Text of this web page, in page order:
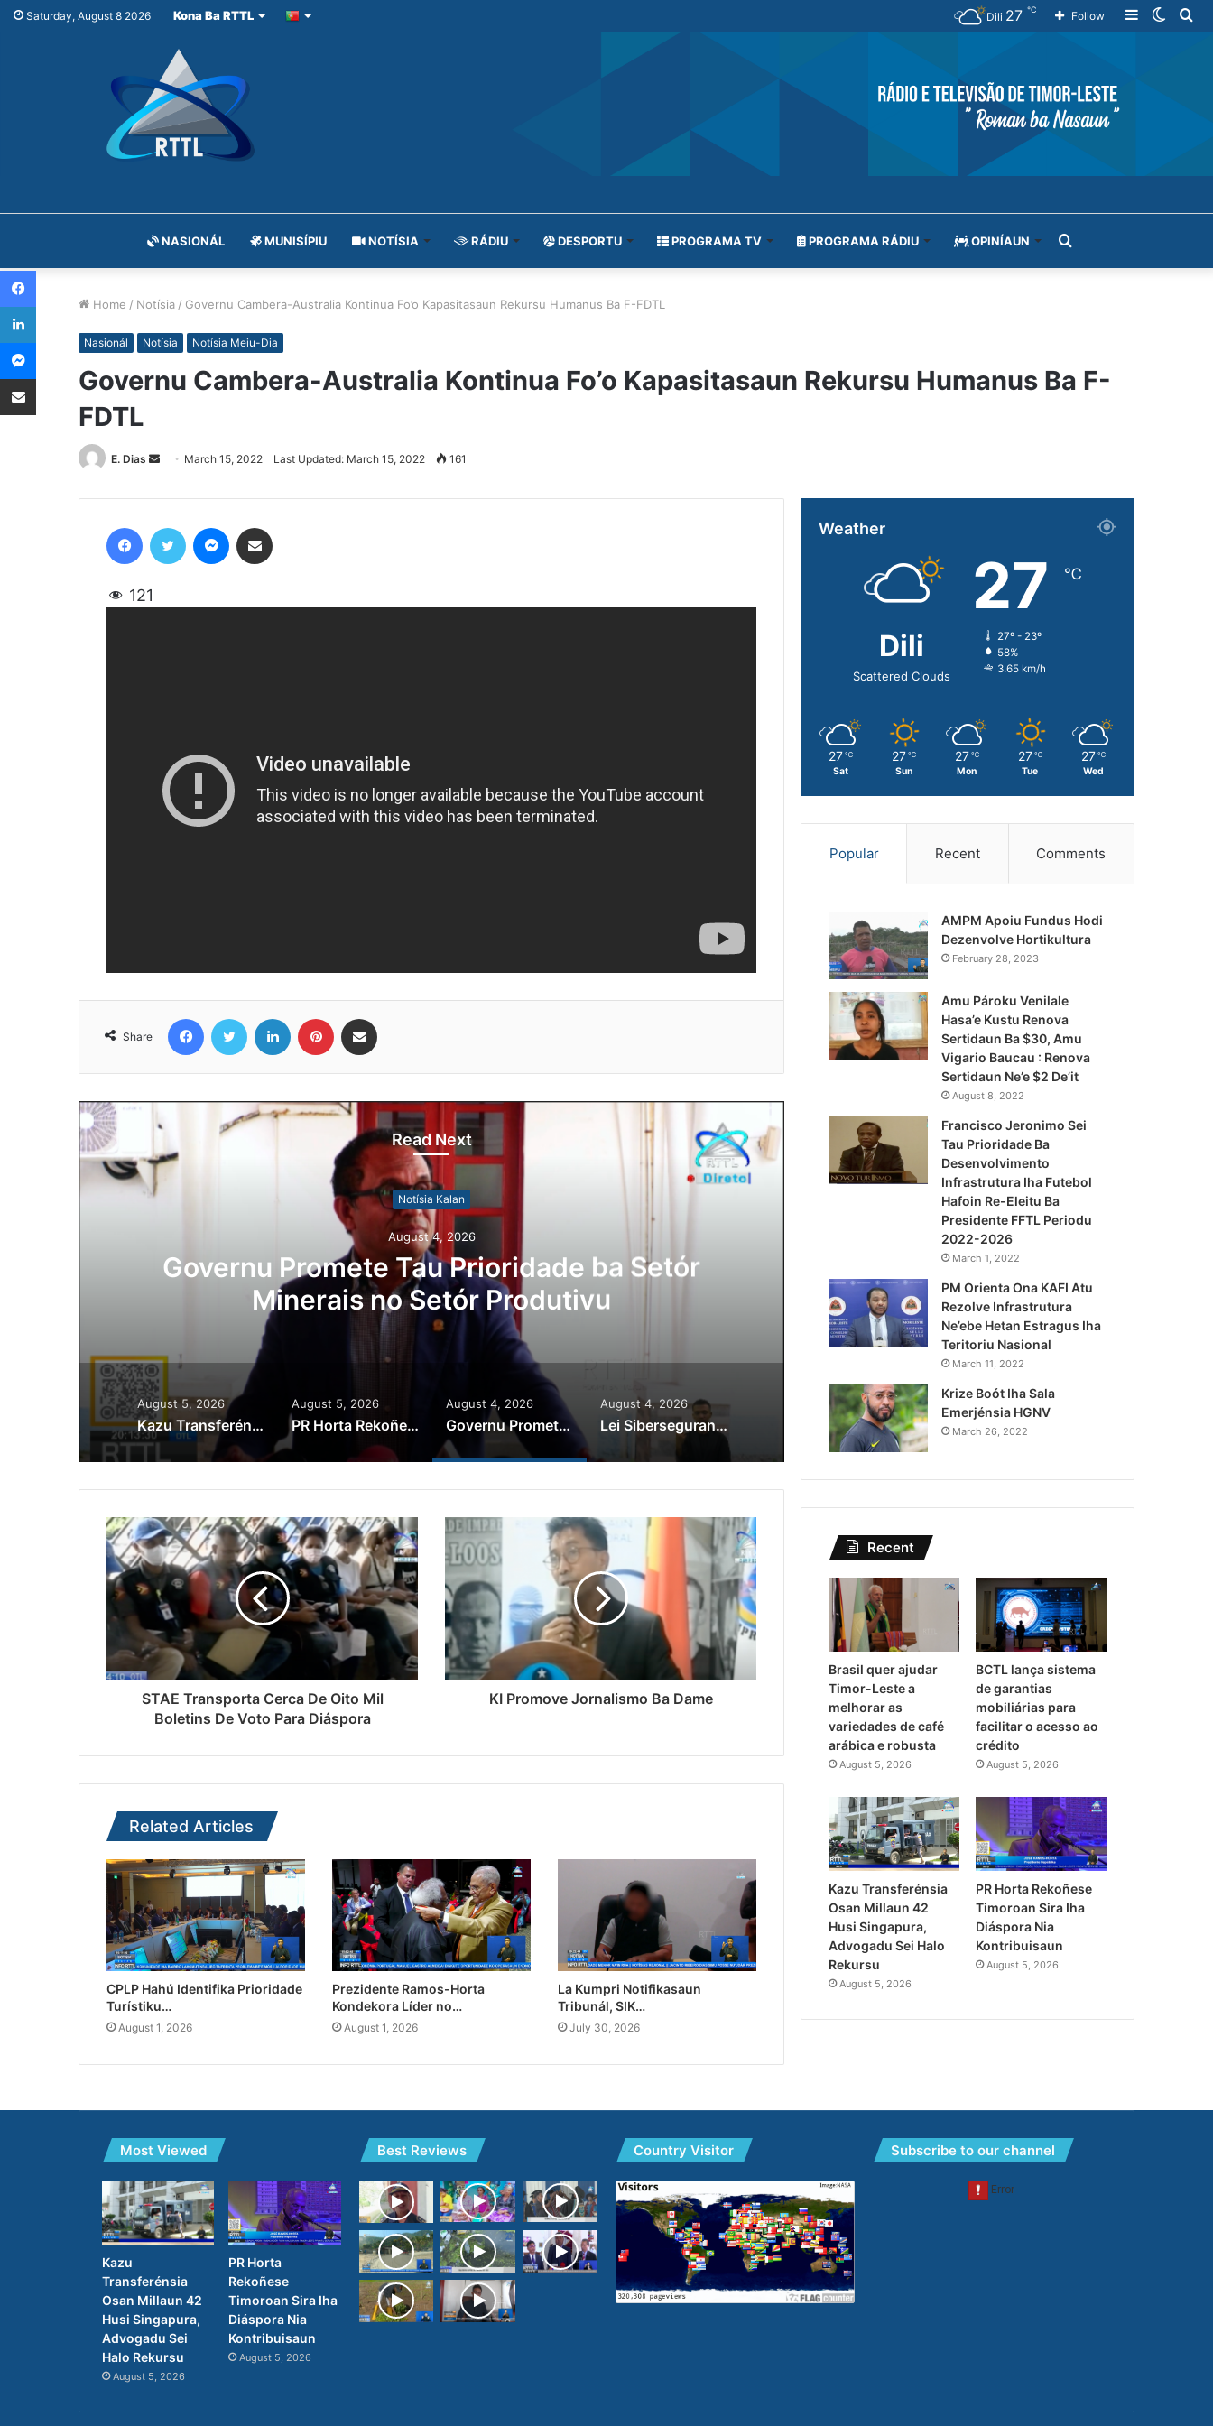
Saturday, August 8 2026 Kona Ba RTTL
Switch
Sidebar
Follow
Dili 27 ℃
NASIONÁL MUNISÍPIU NOTÍSIA RÁDIU DESPORTU PROGRAMA TV PROGRAMA RÁDIU OPINÍAUN
Home / Notísia / Governu Cambera-Australia Kontinua Fo’o Kapasitasaun Rekursu Humanus Ba F-FDTL
Nasionál Notísia Notísia Meiu-Dia
Governu Cambera-Australia Kontinua Fo’o Kapasitasaun Rekursu Humanus Ba F-
FDTL
E. Dias
Send
email
March 15, 2022 Last Updated: March 15, 2022 161
121
Share
Read Next
Notísia Kalan
August 4, 2026
Governu Promete Tau Prioridade ba Setór
Minerais no Setór Produtivu
Lei Siberseguransa Ajuda
Kaptura Autór Kriminozu
Estranjeiru
August 5, 2026
Kazu Transferénsia Osan Millaun 42 Husi Singapura, Advogadu Sei Halo Rekursu
August 5, 2026
PR Horta Rekoñese Timoroan Sira Iha Diáspora Nia Kontribuisaun
August 4, 2026
Governu Promete Tau Prioridade ba Setór Minerais no Setór Produtivu
August 4, 2026
Lei Siberseguransa Ajuda Autoridade Polisiál Kaptura Autór Kriminozu ho Paradeiru Iha Estranjeiru
STAE Transporta Cerca De Oito Mil
Boletins De Voto Para Diáspora
KI Promove Jornalismo Ba Dame
Related Articles
CPLP Hahú Identifika Prioridade
Turístiku…
August 1, 2026
Prezidente Ramos-Horta
Kondekora Líder no…
August 1, 2026
La Kumpri Notifikasaun
Tribunál, SIK…
July 30, 2026
Weather
Dili
Scattered Clouds
27 ℃
27º - 23º
58%
3.65 km/h
27 ℃
Sat
27 ℃
Sun
27 ℃
Mon
27 ℃
Tue
27 ℃
Wed
Popular Recent Comments
AMPM Apoiu Fundus Hodi
Dezenvolve Hortikultura
February 28, 2023
Amu Pároku Venilale
Hasa’e Kustu Renova
Sertidaun Ba $30, Amu
Vigario Baucau : Renova
Sertidaun Ne’e $2 De’it
August 8, 2022
Francisco Jeronimo Sei
Tau Prioridade Ba
Desenvolvimento
Infrastrutura Iha Futebol
Hafoin Re-Eleitu Ba
Presidente FFTL Periodu
2022-2026
March 1, 2022
PM Orienta Ona KAFI Atu
Rezolve Infrastrutura
Ne’ebe Hetan Estragus Iha
Teritoriu Nasional
March 11, 2022
Krize Boót Iha Sala
Emerjénsia HGNV
March 26, 2022
Recent
Brasil quer ajudar
Timor-Leste a
melhorar as
variedades de café
arábica e robusta
August 5, 2026
BCTL lança sistema
de garantias
mobiliárias para
facilitar o acesso ao
crédito
August 5, 2026
Kazu Transferénsia
Osan Millaun 42
Husi Singapura,
Advogadu Sei Halo
Rekursu
August 5, 2026
PR Horta Rekoñese
Timoroan Sira Iha
Diáspora Nia
Kontribuisaun
August 5, 2026
Most Viewed
Kazu
Transferénsia
Osan Millaun 42
Husi Singapura,
Advogadu Sei
Halo Rekursu
August 5, 2026
PR Horta
Rekoñese
Timoroan Sira Iha
Diáspora Nia
Kontribuisaun
August 5, 2026
Best Reviews Country Visitor Subscribe to our channel
Facebook
LinkedIn
Messenger